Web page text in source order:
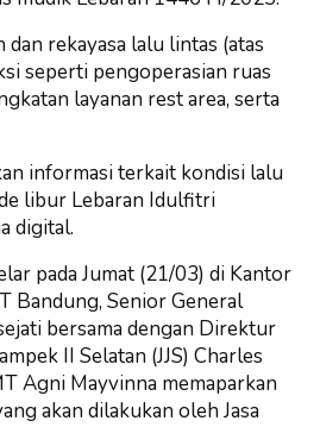
rekayasa lalu lintas (atas
seperti pengoperasian ruas
layanan rest area, serta
informasi terkait kondisi lalu
libur Lebaran Idulfitri
digital.
pada Jumat (21/03) di Kantor
Bandung, Senior General
bersama dengan Direktur
II Selatan (JJS) Charles
Agni Mayvinna memaparkan
akan dilakukan oleh Jasa